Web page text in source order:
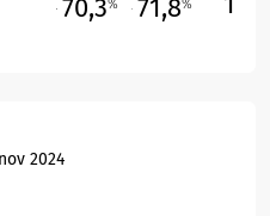
70,3% 71,8%
2024